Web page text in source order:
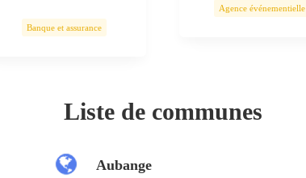
Banque et assurance
Agence événementielle
Liste de communes
Aubange